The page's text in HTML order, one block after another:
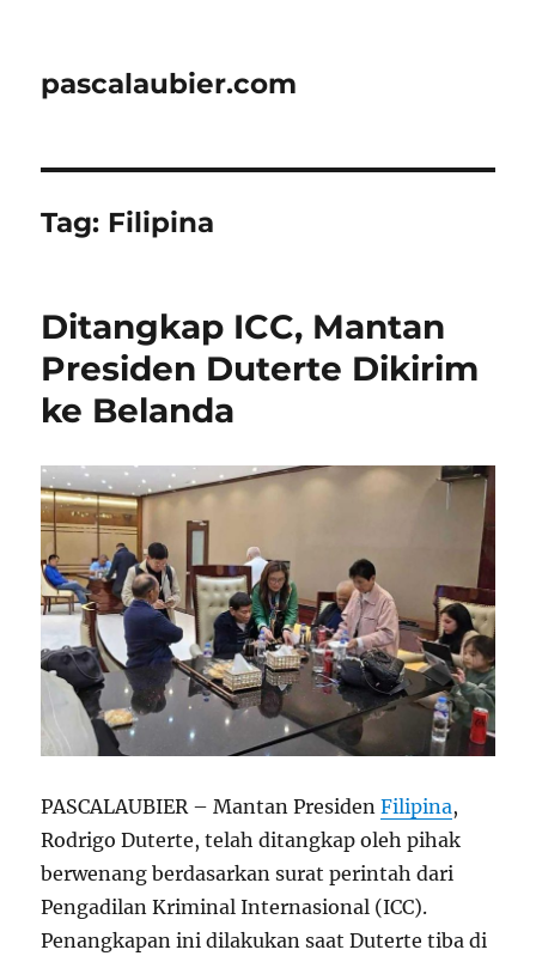
pascalaubier.com
Tag: Filipina
Ditangkap ICC, Mantan
Presiden Duterte Dikirim
ke Belanda
PASCALAUBIER – Mantan PresidenFilipina,
Rodrigo Duterte, telah ditangkap oleh pihak
berwenang berdasarkan surat perintah dari
Pengadilan Kriminal Internasional (ICC).
Penangkapan ini dilakukan saat Duterte tiba di